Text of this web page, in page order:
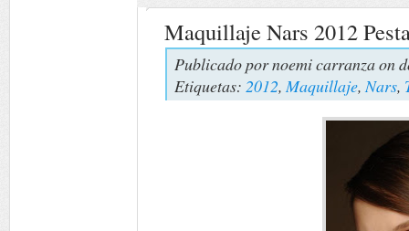
Maquillaje Nars 2012
Publicado pornoemi carranzaon
Etiquetas: 2012, Maquillaje,Nars,